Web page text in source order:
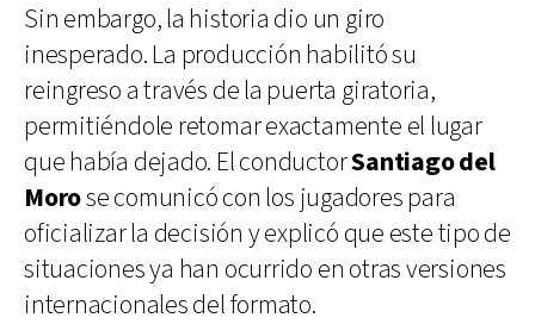
Sin embargo, la historia dio un giro
inesperado. La producción habilitó su
reingreso a través de la puerta giratoria,
permitiéndole retomar exactamente el lugar
que había dejado. El conductorSantiago del
Morose comunicó con los jugadores para
oficializar la decisión y explicó que este tipo de
situaciones ya han ocurrido en otras versiones
internacionales del formato.